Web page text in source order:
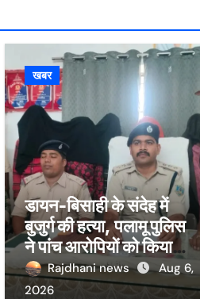
खबर
डायन-बिसाही के संदेह में
बुजुर्ग की हत्या, पलामू पुलिस
ने पांच आरोपियों को किया
गिरफ्तार
Rajdhani news
Aug 6,
2026